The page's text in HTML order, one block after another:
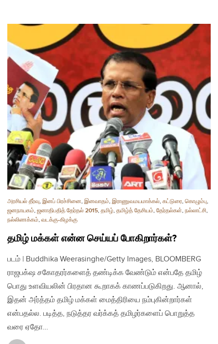
அரசியல் தீர்வு, இனப் பிரச்சினை, இனவாதம், இராணுவமயமாக்கல், கட்டுரை, கொழும்பு,
ஜனநாயகம், ஜனாதிபதித் தேர்தல் 2015, தமிழ், தமிழ்த் தேசியம், தேர்தல்கள், நல்லாட்சி,
நல்லிணக்கம், வடக்கு-கிழக்கு
தமிழ் மக்கள் என்ன செய்யப் போகிறார்கள்?
படம் | Buddhika Weerasinghe/Getty Images, BLOOMBERG
ராஜபக்‌ஷ சகோதரர்களைத் தண்டிக்க வேண்டும் என்பதே தமிழ்
பொது உளவியலின் பிரதான கூறாகக் காணப்படுகிறது. ஆனால்,
இதன் அர்த்தம் தமிழ் மக்கள் மைத்திரியை நம்புகின்றார்கள்
என்பதல்ல. படித்த, நடுத்தர வர்க்கத் தமிழர்களைப் பொறுத்த
வரை ஏதோ…